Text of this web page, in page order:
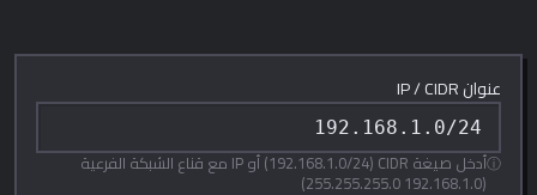
عنوان IP / CIDR
أدخل صيغة CIDR ‏(192.168.1.0/24) أو IP مع قناع الشبكة الفرعية
‏(192.168.1.0 255.255.255.0)